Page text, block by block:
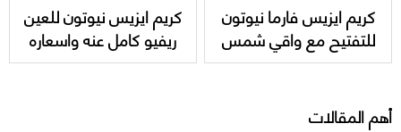
كريم ايزيس فارما نيوتون
للتفتيح مع واقي شمس
ريفيو كامل + Isis
كريم ايزيس نيوتون للعين
ريفيو كامل عنه واسعاره
Isis neotone Lighteyes
أهم المقالات